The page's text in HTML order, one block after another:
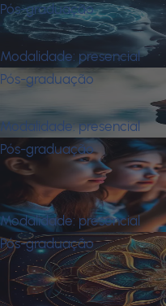
Pós-graduação
Neuropsicanálise
Modalidade: presencial
Pós-graduação
Neuropsicologia
Modalidade: presencial
Pós-graduação
Institucional
Modalidade: presencial
Pós-graduação
Psicologia
Junguiana